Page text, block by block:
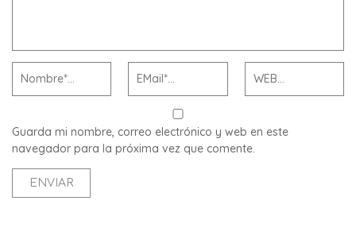
Guarda mi nombre, correo electrónico y web en este
navegador para la próxima vez que comente.